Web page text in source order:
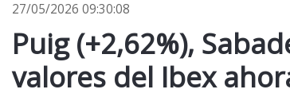
27/05/2026 09:30:08
Puig (+2,62%),
valores del Ibex